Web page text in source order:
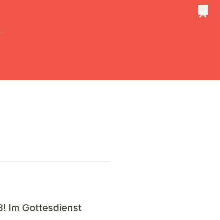
! Im Gottesdienst
×